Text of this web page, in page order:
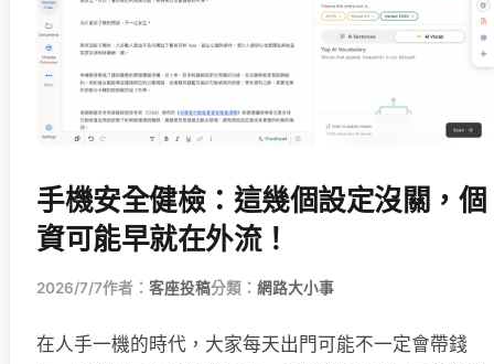
手機安全健檢：這幾個設定沒關，個
資可能早就在外流！
2026/7/7作者： 客座投稿分類： 網路大小事
在人手一機的時代，大家每天出門可能不一定會帶錢